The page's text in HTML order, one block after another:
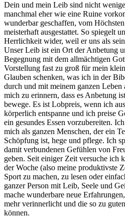
Dein und mein Leib sind nicht
manchmal eher wie eine Ruine
wunderbar geschaffen, vom
meisterhaft ausgestattet. So spiegelt
Herrlichkeit wider, weil er uns als
Unser Leib ist ein Ort der Anbetung
Begegnung mit dem allmächtigen
Vorstellung fast zu groß für mein
Glauben schenken, was ich in der
durch und mit meinem ganzen Leben
mich zu erinnern, dass es Anbetung
bewege. Es ist Lobpreis, wenn ich
körperlich entspanne und ich preise
ein gesundes Essen vorzubereiten.
mich als ganzen Menschen, der ein
Schöpfung ist, hege und pflege. Ich
damit verbundenen Gefühlen von
geben. Seit einiger Zeit versuche ich
der Woche (also meine produktivste
Sport zu machen, zu lesen oder
ganzer Person mit Leib, Seele und
mache wunderbare neue
mehr verinnerlicht und die so zu
können.